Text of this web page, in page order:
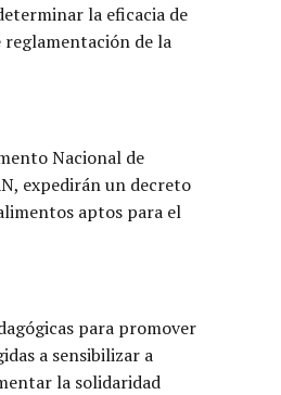
la eficacia de
reglamentación de la
Nacional de
expedirán un decreto
aptos para el
para promover
a sensibilizar a
la solidaridad